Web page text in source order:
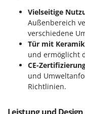
Manuelle
Mehrzweck-
Minibacköfen
Motorhacken -
Motorspritzen
Mulcher für
FARMER
FBC
Ferrari Group
Ferroni
Ferrua
Vielseitige
Außenbereich
verschiedene
Tür mit
und ermöglicht
CE-
und
Richtlinien.